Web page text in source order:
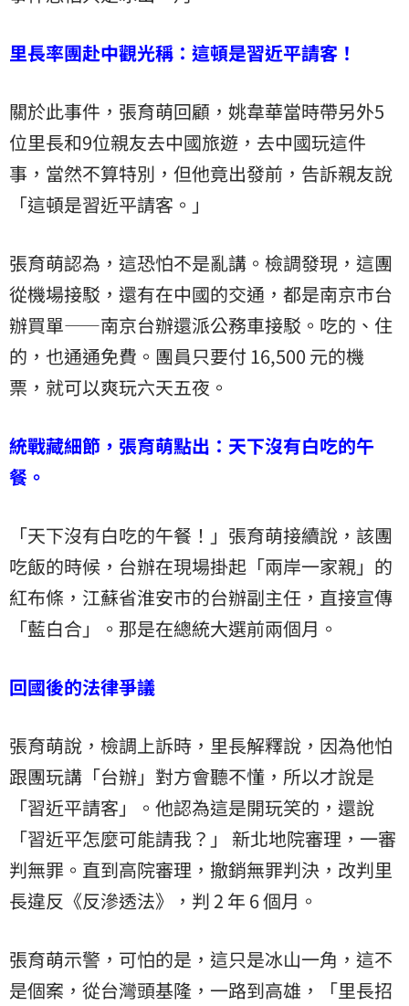
里長率團赴中觀光稱：這頓是習近平請客！
關於此事件，張育萌回顧，姚韋華當時帶另外5
位里長和9位親友去中國旅遊，去中國玩這件
事，當然不算特別，但他竟出發前，告訴親友說
「這頓是習近平請客。」
張育萌認為，這恐怕不是亂講。檢調發現，這團
從機場接駁，還有在中國的交通，都是南京市台
辦買單——南京台辦還派公務車接駁。吃的、住
的，也通通免費。團員只要付 16,500 元的機
票，就可以爽玩六天五夜。
統戰藏細節，張育萌點出：天下沒有白吃的午
餐。
「天下沒有白吃的午餐！」張育萌接續說，該團
吃飯的時候，台辦在現場掛起「兩岸一家親」的
紅布條，江蘇省淮安市的台辦副主任，直接宣傳
「藍白合」。那是在總統大選前兩個月。
回國後的法律爭議
張育萌說，檢調上訴時，里長解釋說，因為他怕
跟團玩講「台辦」對方會聽不懂，所以才說是
「習近平請客」。他認為這是開玩笑的，還說
「習近平怎麼可能請我？」 新北地院審理，一審
判無罪。直到高院審理，撤銷無罪判決，改判里
長違反《反滲透法》，判 2 年 6 個月。
張育萌示警，可怕的是，這只是冰山一角，這不
是個案，從台灣頭基隆，一路到高雄，「里長招